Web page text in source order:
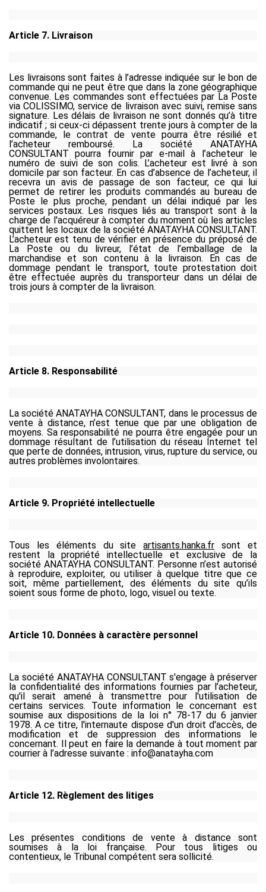
Article 7. Livraison
Les livraisons sont faites à l’adresse indiquée sur le bon de
commande qui ne peut être que dans la zone géographique
convenue. Les commandes sont effectuées par La Poste
via COLISSIMO, service de livraison avec suivi, remise sans
signature. Les délais de livraison ne sont donnés qu’à titre
indicatif ; si ceux-ci dépassent trente jours à compter de la
commande, le contrat de vente pourra être résilié et
l’acheteur remboursé. La société ANATAYHA
CONSULTANT pourra fournir par e-mail à l’acheteur le
numéro de suivi de son colis. L’acheteur est livré à son
domicile par son facteur. En cas d’absence de l’acheteur, il
recevra un avis de passage de son facteur, ce qui lui
permet de retirer les produits commandés au bureau de
Poste le plus proche, pendant un délai indiqué par les
services postaux. Les risques liés au transport sont à la
charge de l'acquéreur à compter du moment où les articles
quittent les locaux de la société ANATAYHA CONSULTANT.
L’acheteur est tenu de vérifier en présence du préposé de
La Poste ou du livreur, l’état de l’emballage de la
marchandise et son contenu à la livraison. En cas de
dommage pendant le transport, toute protestation doit
être effectuée auprès du transporteur dans un délai de
trois jours à compter de la livraison.
Article 8. Responsabilité
La société ANATAYHA CONSULTANT, dans le processus de
vente à distance, n’est tenue que par une obligation de
moyens. Sa responsabilité ne pourra être engagée pour un
dommage résultant de l’utilisation du réseau Internet tel
que perte de données, intrusion, virus, rupture du service, ou
autres problèmes involontaires.
Article 9. Propriété intellectuelle
Tous les éléments du siteartisants.hanka.fr sont et
restent la propriété intellectuelle et exclusive de la
société ANATAYHA CONSULTANT. Personne n’est autorisé
à reproduire, exploiter, ou utiliser à quelque titre que ce
soit, même partiellement, des éléments du site qu’ils
soient sous forme de photo, logo, visuel ou texte.
Article 10. Données à caractère personnel
La société ANATAYHA CONSULTANT s'engage à préserver
la confidentialité des informations fournies par l’acheteur,
qu'il serait amené à transmettre pour l'utilisation de
certains services. Toute information le concernant est
soumise aux dispositions de la loi n° 78-17 du 6 janvier
1978. A ce titre, l'internaute dispose d'un droit d'accès, de
modification et de suppression des informations le
concernant. Il peut en faire la demande à tout moment par
courrier à l’adresse suivante : info@anatayha.com
Article 12. Règlement des litiges
Les présentes conditions de vente à distance sont
soumises à la loi française. Pour tous litiges ou
contentieux, le Tribunal compétent sera sollicité.